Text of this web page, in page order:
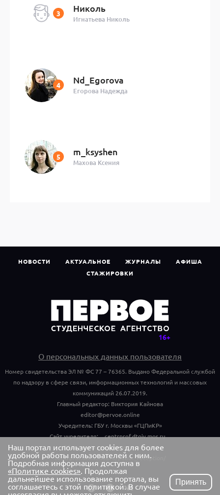
Николь
Игнатьева Николь
Nd_Egorova
Егорова Надежда
m_ksyshen
Махова Ксения
НОВОСТИ АКТУАЛЬНОЕ ЖУРНАЛЫ
АФИША
СТАЖИРОВКИ
О персональных данных пользователя
Номер свидетельства ЭЛ № ФС 77 – 76365. Выдано Федеральной службой
по надзору в сфере связи, информационных технологий и массовых
коммуникаций 26.07.2019.
Главный редактор: Виктория Кайнова
editor@pervoe.online
Учредитель: ГБУ г. Москвы «ГЦПиКР»
Сайт учредителя:
centrprof.dtoiv.mos.ru
Обращения граждан учредителю:
centrprof.dtoiv.mos.ru/public_reception/
Наш портал использует cookies для более
удобной работы пользователей с ним.
Подробная информация доступна в
«Политике cookies». Продолжая
дальнейшее использование портала, вы
соглашаетесь с этой политикой. В случае
Принять